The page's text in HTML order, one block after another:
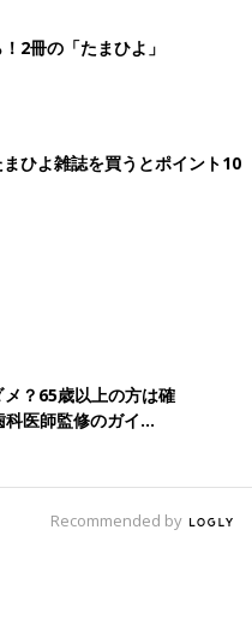
トケーキのパウンドケー
はエンボス加工でケーブル
す♪ かわいいグッズをGET
す楽しみにしているそうで
クス
2冊の「たまひよ」
ひよ雑誌を買うとポイント10
？65歳以上の方は確
医師監修のガイ...
Recommended by